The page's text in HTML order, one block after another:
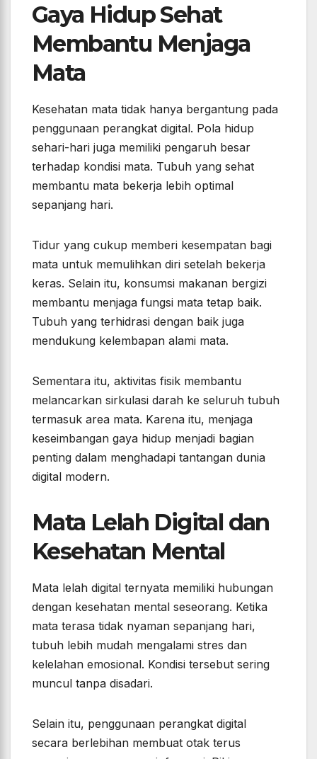
Gaya Hidup Sehat
Membantu Menjaga
Mata
Kesehatan mata tidak hanya bergantung pada
penggunaan perangkat digital. Pola hidup
sehari-hari juga memiliki pengaruh besar
terhadap kondisi mata. Tubuh yang sehat
membantu mata bekerja lebih optimal
sepanjang hari.
Tidur yang cukup memberi kesempatan bagi
mata untuk memulihkan diri setelah bekerja
keras. Selain itu, konsumsi makanan bergizi
membantu menjaga fungsi mata tetap baik.
Tubuh yang terhidrasi dengan baik juga
mendukung kelembapan alami mata.
Sementara itu, aktivitas fisik membantu
melancarkan sirkulasi darah ke seluruh tubuh
termasuk area mata. Karena itu, menjaga
keseimbangan gaya hidup menjadi bagian
penting dalam menghadapi tantangan dunia
digital modern.
Mata Lelah Digital dan
Kesehatan Mental
Mata lelah digital ternyata memiliki hubungan
dengan kesehatan mental seseorang. Ketika
mata terasa tidak nyaman sepanjang hari,
tubuh lebih mudah mengalami stres dan
kelelahan emosional. Kondisi tersebut sering
muncul tanpa disadari.
Selain itu, penggunaan perangkat digital
secara berlebihan membuat otak terus